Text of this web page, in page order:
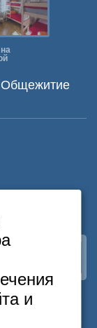
Общежитие
и